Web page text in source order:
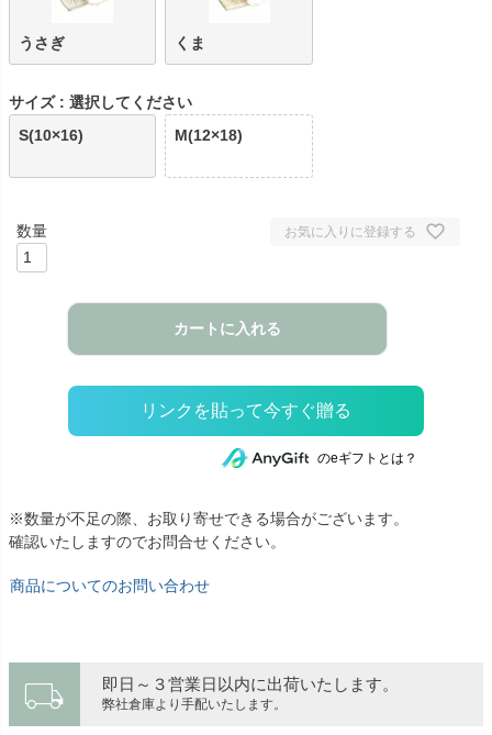
うさぎ くま
サイズ
選択してください
S(10×16)
M(12×18)
お気に入りに登録する
カートに入れる
のeギフトとは？
※数量が不足の際、お取り寄せできる場合がございます。
確認いたしますのでお問合せください。
商品についてのお問い合わせ
local_shipping 即日～３営業日以内に出荷いたします。
弊社倉庫より手配いたします。